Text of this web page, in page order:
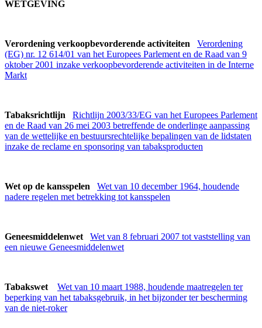
WETGEVING
Verordening verkoopbevorderende activiteiten
Verordening
(EG) nr. 12 614/01 van het Europees Parlement en de Raad van 9
oktober 2001 inzake verkoopbevorderende activiteiten in de Interne
Markt
Tabaksrichtlijn
Richtlijn 2003/33/EG van het Europees Parlement
en de Raad van 26 mei 2003 betreffende de onderlinge aanpassing
van de wettelijke en bestuursrechtelijke bepalingen van de lidstaten
inzake de reclame en sponsoring van tabaksproducten
Wet op de kansspelen
Wet van 10 december 1964, houdende
nadere regelen met betrekking tot kansspelen
Geneesmiddelenwet
Wet van 8 februari 2007 tot vaststelling van
een nieuwe Geneesmiddelenwet
Tabakswet
Wet van 10 maart 1988, houdende maatregelen ter
beperking van het tabaksgebruik, in het bijzonder ter bescherming
van de niet-roker